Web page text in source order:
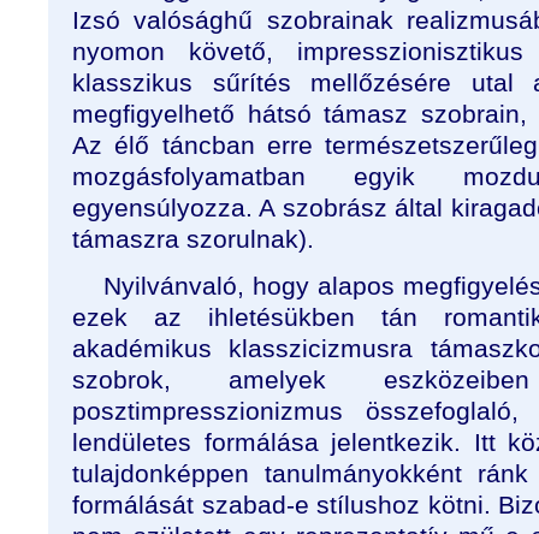
Izsó valósághű szobrainak
nyomon követő,
klasszikus sűrítés mellőzésére utal
megfigyelhető hátsó támasz
Az élő táncban erre
mozgásfolyamatban egyik
egyensúlyozza. A szobrász által
támaszra szorulnak).
Nyilvánvaló, hogy alapos
ezek az ihletésükben tán
akadémikus klasszicizmusra
szobrok, amelyek
posztimpresszionizmus
lendületes formálása jelentkezik. Itt
tulajdonképpen tanulmányokként
formálását szabad-e stílushoz kötni.